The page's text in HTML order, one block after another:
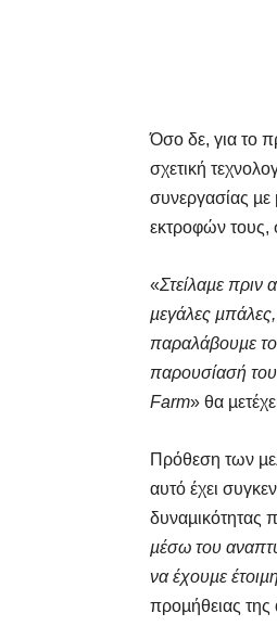
Όσο δε, για το
σχετική
συνεργασίας µε
εκτροφών τους,
«Στείλαµε
µεγάλες
παραλάβουµε
παρουσίασή
Farm» θα
Πρόθεση των
αυτό έχει
δυναµικότητας
µέσω του
να έχουµε
προµήθειας της